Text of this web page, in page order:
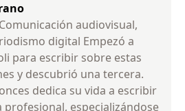
audiovisual,
digital Empezó a
para escribir sobre estas
y descubrió una tercera.
dedica su vida a escribir
profesional, especializándose